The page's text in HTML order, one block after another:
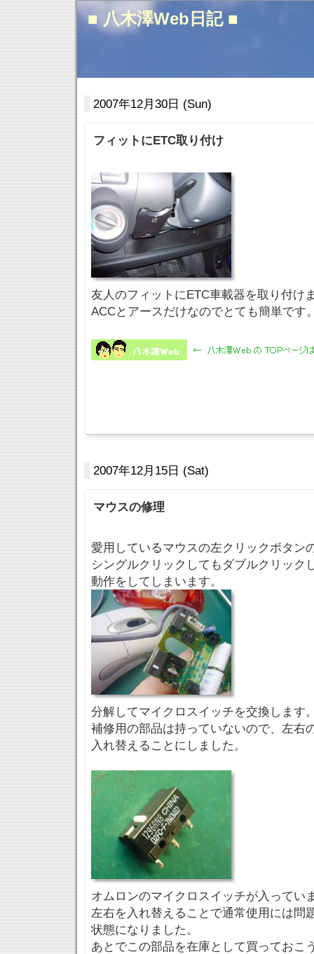
■ 八木澤Web日記 ■
2007年12月30日 (Sun)
フィットにETC取り付け
友人のフィットにETC車載器を取り付け
ACCとアースだけなのでとても簡単です
2007年12月15日 (Sat)
マウスの修理
愛用しているマウスの左クリックボタン
シングルクリックしてもダブルクリック
動作をしてしまいます。
分解してマイクロスイッチを交換します
補修用の部品は持っていないので、左右
入れ替えることにしました。
オムロンのマイクロスイッチが入ってい
左右を入れ替えることで通常使用には問
状態になりました。
あとでこの部品を在庫として買っておこ